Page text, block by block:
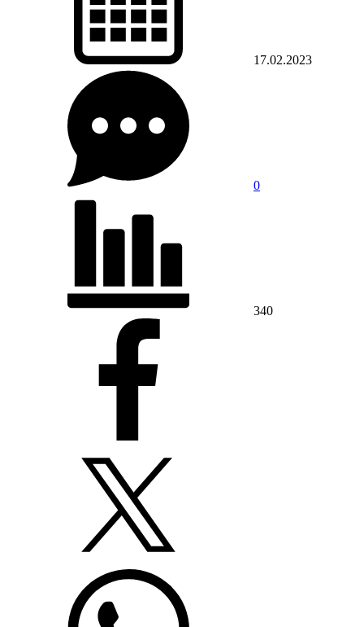
17.02.2023
0
340